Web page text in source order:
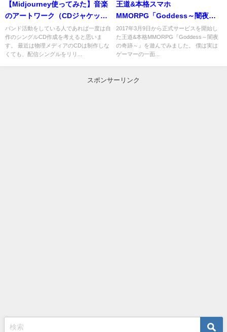
【Midjourney使ってみた】音楽
のアートワーク（CDジャケット
写真・カバー画像）の作り方
バンド活動をしている人であれば一度は自
作のシングルCD作成を考えると思いま
す。 最近は物理メディアのCDは制作しな
くても、配信シングルをリリ...
王道&本格スマホ
MMORPG「Goddess～闇夜の
奇跡～」で遊んでみた
2017年3月9日から正式サービスを開始し
た王道&本格MMORPG『Goddess～闇夜
の奇跡～』を遊んでみました。 僕は実は
ゲーマーの一面...
スポンサーリンク